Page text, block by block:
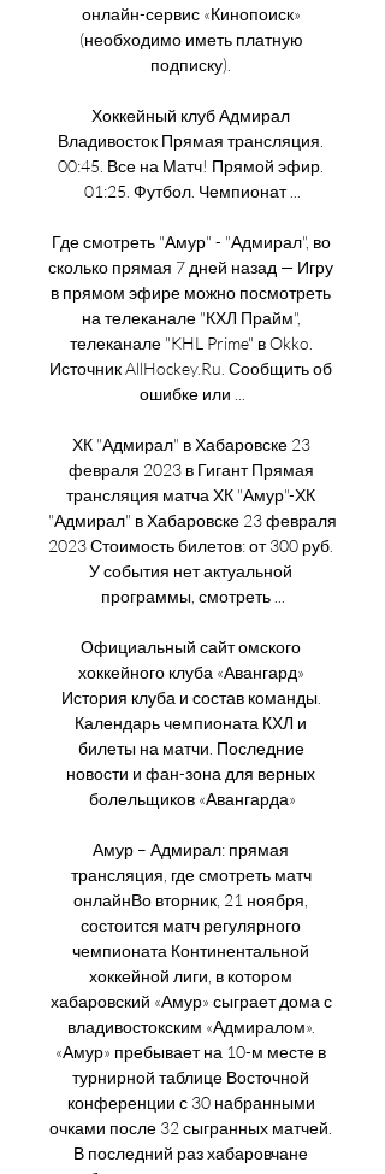
онлайн-сервис «Кинопоиск»
(необходимо иметь платную
подписку).
Хоккейный клуб Адмирал
Владивосток Прямая трансляция.
00:45. Все на Матч! Прямой эфир.
01:25. Футбол. Чемпионат ...
Где смотреть "Амур" - "Адмирал", во
сколько прямая 7 дней назад — Игру
в прямом эфире можно посмотреть
на телеканале "КХЛ Прайм",
телеканале "KHL Prime" в Okko.
Источник AllHockey.Ru. Сообщить об
ошибке или ...
ХК "Адмирал" в Хабаровске 23
февраля 2023 в Гигант Прямая
трансляция матча ХК "Амур"-ХК
"Адмирал" в Хабаровске 23 февраля
2023 Стоимость билетов: от 300 руб.
У события нет актуальной
программы, смотреть ...
Официальный сайт омского
хоккейного клуба «Авангард»
История клуба и состав команды.
Календарь чемпионата КХЛ и
билеты на матчи. Последние
новости и фан-зона для верных
болельщиков «Авангарда»
Амур – Адмирал: прямая
трансляция, где смотреть матч
онлайнВо вторник, 21 ноября,
состоится матч регулярного
чемпионата Континентальной
хоккейной лиги, в котором
хабаровский «Амур» сыграет дома с
владивостокским «Адмиралом».
«Амур» пребывает на 10-м месте в
турнирной таблице Восточной
конференции с 30 набранными
очками после 32 сыгранных матчей.
В последний раз хабаровчане